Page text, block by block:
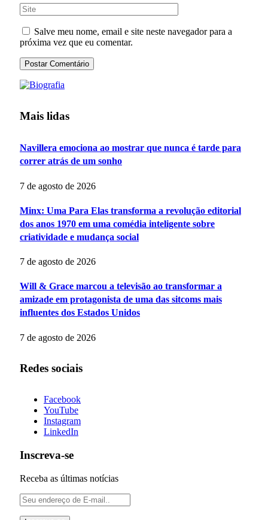
Salve meu nome, email e site neste navegador para a
próxima vez que eu comentar.
Mais lidas
Navillera emociona ao mostrar que nunca é tarde para
correr atrás de um sonho
7 de agosto de 2026
Minx: Uma Para Elas transforma a revolução editorial
dos anos 1970 em uma comédia inteligente sobre
criatividade e mudança social
7 de agosto de 2026
Will & Grace marcou a televisão ao transformar a
amizade em protagonista de uma das sitcoms mais
influentes dos Estados Unidos
7 de agosto de 2026
Redes sociais
Facebook
YouTube
Instagram
LinkedIn
Inscreva-se
Receba as últimas notícias